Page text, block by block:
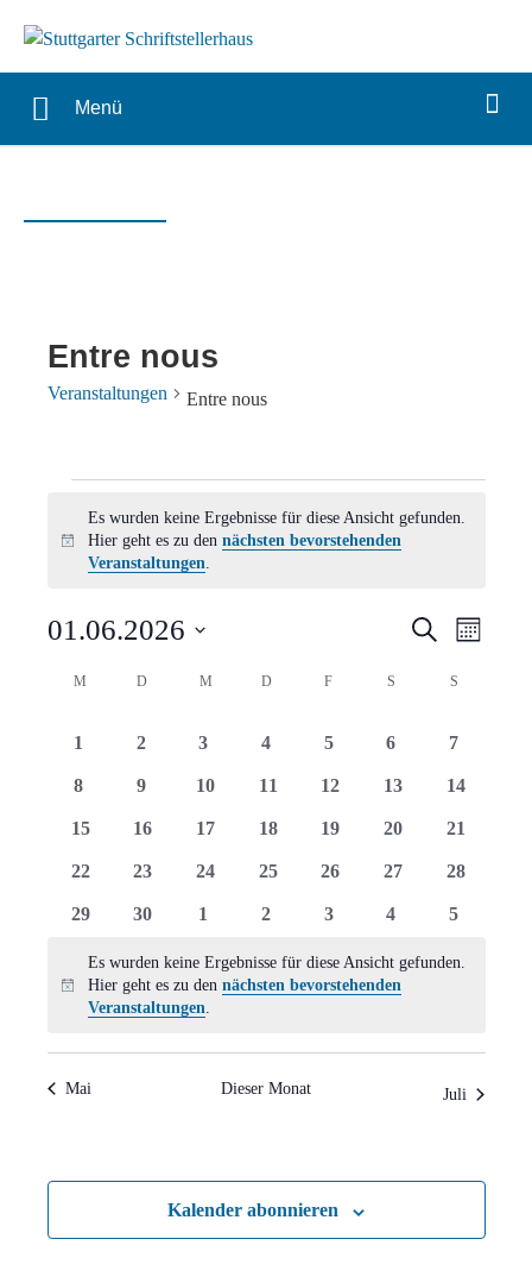
Menü
Entre nous
Veranstaltungen Entre nous
Hinweis
Es wurden keine Ergebnisse für diese Ansicht gefunden.
Hier geht es zu den nächsten bevorstehenden
Veranstaltungen.
Suche
SucheMonat
01.06.2026
Kalender
von
Veranstaltungen
M MONTAG
DDIENSTAG
M MITTWOCH
D DONNERSTAG
F FREITAGS SAMSTAG
S
0
1
0
2
0
3
0
4
0
5
0
6
0
7
0
8
0
9
0
10
0
11
0
12
0
13
0
14
0
15
0
16
0
17
0
18
0
19
0
20
0
21
0
22
0
23
0
24
0
25
0
26
0
27
0
28
0
29
0
30
0
1
0
2
0
3
0
4
0
5
Hinweis
Es wurden keine Ergebnisse für diese Ansicht gefunden.
Hier geht es zu den nächsten bevorstehenden
Veranstaltungen.
Mai Dieser Monat Juli
Kalender abonnieren